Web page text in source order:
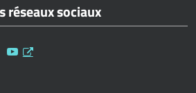
réseaux sociaux
Youtube